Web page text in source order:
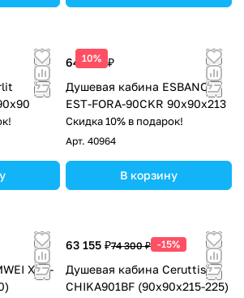
10%
64 388 ₽
Душевая кабина ESBANO
EST-FORA-90CKR 90х90х213
Скидка 10% в подарок!
Арт. 40964
В корзину
XDL-
63 155 ₽74 300 ₽ -15%
Душевая кабина Ceruttispa
CHIKA901BF (90x90x215-225)